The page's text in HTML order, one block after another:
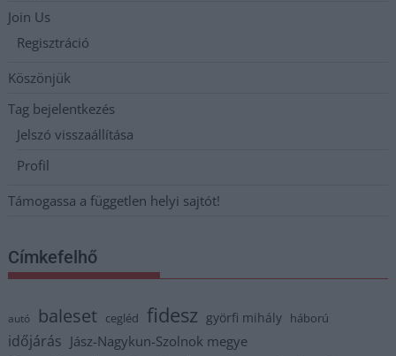
Join Us
Regisztráció
Köszönjük
Tag bejelentkezés
Jelszó visszaállítása
Profil
Támogassa a független helyi sajtót!
Címkefelhő
autó baleset cegléd fidesz györfi mihály háború
időjárás Jász-Nagykun-Szolnok megye